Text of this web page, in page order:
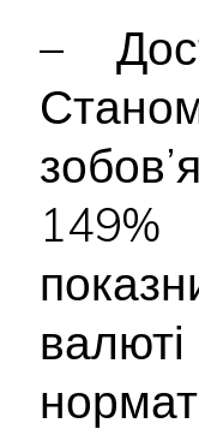
–
149%